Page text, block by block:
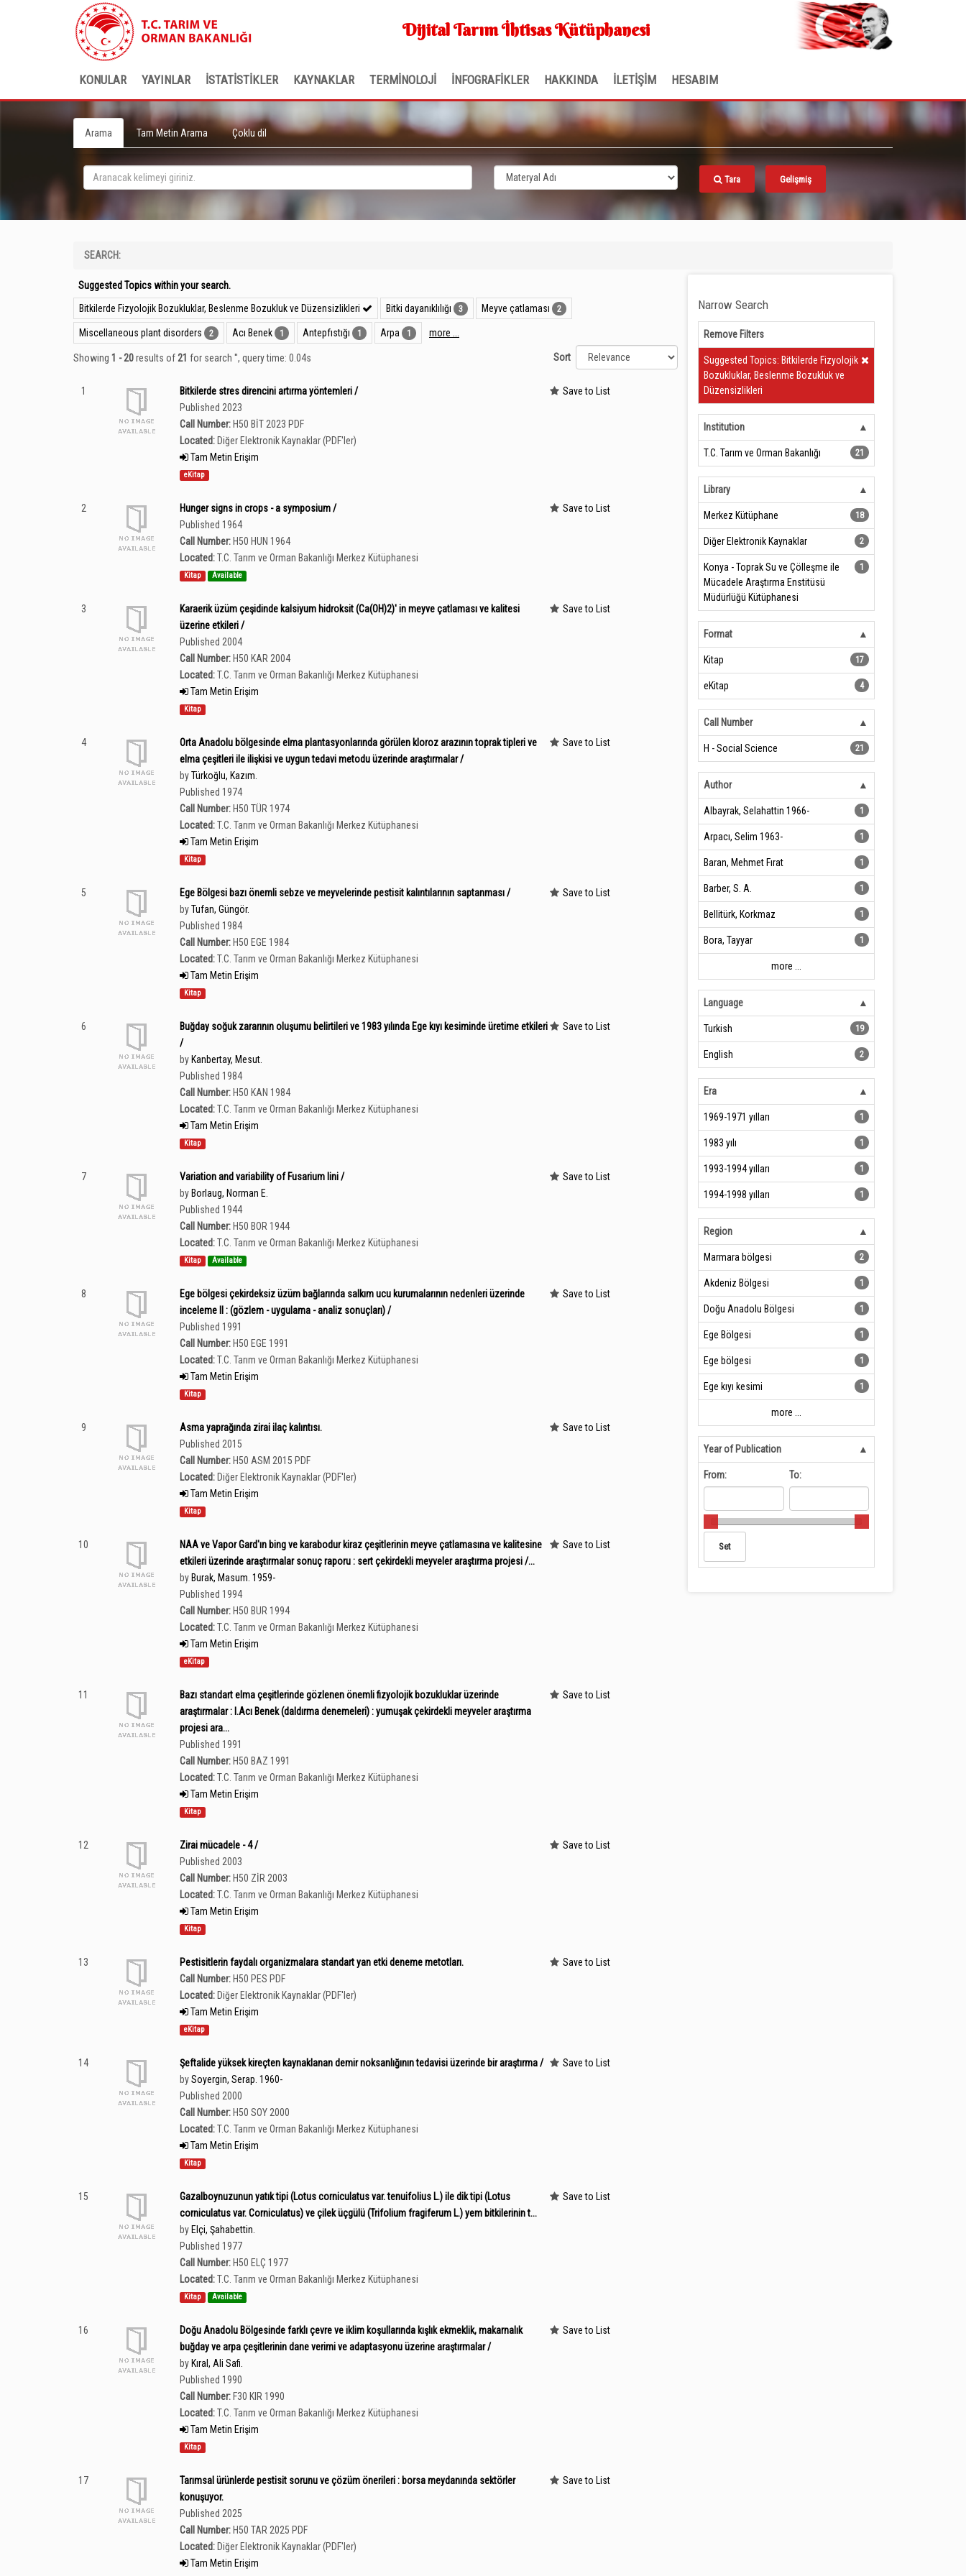
Dijital Tarım İhtisas Kütüphanesi
KONULAR YAYINLAR İSTATİSTİKLER KAYNAKLAR TERMİNOLOJİ İNFOGRAFİKLER HAKKINDA İLETİŞİM HESABIM
Arama Tam Metin Arama Çoklu dil
Tara Gelişmiş
SEARCH:
Suggested Topics within your search.
Bitkilerde Fizyolojik Bozukluklar, Beslenme Bozukluk ve Düzensizlikleri
Bitki dayanıklılığı 3 Meyve çatlaması 2
Miscellaneous plant disorders 2 Acı Benek 1 Antepfıstığı 1 Arpa 1 more ...
Showing 1 - 20results of 21 for search '', query time: 0.04s Sort
1
Bitkilerde stres direncini artırma yöntemleri /
Published 2023
Call Number: H50 BİT 2023 PDF
Located: Diğer Elektronik Kaynaklar (PDF'ler)
Tam Metin Erişim
eKitap
Save to List
2
Hunger signs in crops - a symposium /
Published 1964
Call Number: H50 HUN 1964
Located:T.C. Tarım ve Orman Bakanlığı Merkez Kütüphanesi
Kitap Available
Save to List
3
Karaerik üzüm çeşidinde kalsiyum hidroksit (Ca(OH)2)' in meyve çatlaması ve kalitesi
üzerine etkileri /
Published 2004
Call Number: H50 KAR 2004
Located:T.C. Tarım ve Orman Bakanlığı Merkez Kütüphanesi
Tam Metin Erişim
Kitap
Save to List
4
Orta Anadolu bölgesinde elma plantasyonlarında görülen kloroz arazının toprak tipleri ve
elma çeşitleri ile ilişkisi ve uygun tedavi metodu üzerinde araştırmalar /
byTürkoğlu, Kazım.
Published 1974
Call Number: H50 TÜR 1974
Located:T.C. Tarım ve Orman Bakanlığı Merkez Kütüphanesi
Tam Metin Erişim
Kitap
Save to List
5
Ege Bölgesi bazı önemli sebze ve meyvelerinde pestisit kalıntılarının saptanması /
byTufan, Güngör.
Published 1984
Call Number: H50 EGE 1984
Located:T.C. Tarım ve Orman Bakanlığı Merkez Kütüphanesi
Tam Metin Erişim
Kitap
Save to List
6
Buğday soğuk zararının oluşumu belirtileri ve 1983 yılında Ege kıyı kesiminde üretime etkileri
/
by Kanbertay, Mesut.
Published 1984
Call Number: H50 KAN 1984
Located:T.C. Tarım ve Orman Bakanlığı Merkez Kütüphanesi
Tam Metin Erişim
Kitap
Save to List
7
Variation and variability of Fusarium lini /
by Borlaug, Norman E.
Published 1944
Call Number: H50 BOR 1944
Located:T.C. Tarım ve Orman Bakanlığı Merkez Kütüphanesi
Kitap Available
Save to List
8
Ege bölgesi çekirdeksiz üzüm bağlarında salkım ucu kurumalarının nedenleri üzerinde
inceleme II : (gözlem - uygulama - analiz sonuçları) /
Published 1991
Call Number: H50 EGE 1991
Located:T.C. Tarım ve Orman Bakanlığı Merkez Kütüphanesi
Tam Metin Erişim
Kitap
Save to List
9
Asma yaprağında zirai ilaç kalıntısı.
Published 2015
Call Number: H50 ASM 2015 PDF
Located: Diğer Elektronik Kaynaklar (PDF'ler)
Tam Metin Erişim
Kitap
Save to List
10
NAA ve Vapor Gard'ın bing ve karabodur kiraz çeşitlerinin meyve çatlamasına ve kalitesine
etkileri üzerinde araştırmalar sonuç raporu : sert çekirdekli meyveler araştırma projesi /...
by Burak, Masum. 1959-
Published 1994
Call Number: H50 BUR 1994
Located:T.C. Tarım ve Orman Bakanlığı Merkez Kütüphanesi
Tam Metin Erişim
eKitap
Save to List
11
Bazı standart elma çeşitlerinde gözlenen önemli fizyolojik bozukluklar üzerinde
araştırmalar : I.Acı Benek (daldırma denemeleri) : yumuşak çekirdekli meyveler araştırma
projesi ara...
Published 1991
Call Number: H50 BAZ 1991
Located:T.C. Tarım ve Orman Bakanlığı Merkez Kütüphanesi
Tam Metin Erişim
Kitap
Save to List
12
Zirai mücadele - 4 /
Published 2003
Call Number: H50 ZİR 2003
Located:T.C. Tarım ve Orman Bakanlığı Merkez Kütüphanesi
Tam Metin Erişim
Kitap
Save to List
13
Pestisitlerin faydalı organizmalara standart yan etki deneme metotları.
Call Number: H50 PES PDF
Located: Diğer Elektronik Kaynaklar (PDF'ler)
Tam Metin Erişim
eKitap
Save to List
14
Şeftalide yüksek kireçten kaynaklanan demir noksanlığının tedavisi üzerinde bir araştırma /
bySoyergin, Serap. 1960-
Published 2000
Call Number: H50 SOY 2000
Located:T.C. Tarım ve Orman Bakanlığı Merkez Kütüphanesi
Tam Metin Erişim
Kitap
Save to List
15
Gazalboynuzunun yatık tipi (Lotus corniculatus var. tenuifolius L.) ile dik tipi (Lotus
corniculatus var. Corniculatus) ve çilek üçgülü (Trifolium fragiferum L.) yem bitkilerinin t...
by Elçi, Şahabettin.
Published 1977
Call Number: H50 ELÇ 1977
Located:T.C. Tarım ve Orman Bakanlığı Merkez Kütüphanesi
Kitap Available
Save to List
16
Doğu Anadolu Bölgesinde farklı çevre ve iklim koşullarında kışlık ekmeklik, makarnalık
buğday ve arpa çeşitlerinin dane verimi ve adaptasyonu üzerine araştırmalar /
by Kıral, Ali Safi.
Published 1990
Call Number: F30 KIR 1990
Located:T.C. Tarım ve Orman Bakanlığı Merkez Kütüphanesi
Tam Metin Erişim
Kitap
Save to List
17
Tarımsal ürünlerde pestisit sorunu ve çözüm önerileri : borsa meydanında sektörler
konuşuyor.
Published 2025
Call Number: H50 TAR 2025 PDF
Located: Diğer Elektronik Kaynaklar (PDF'ler)
Tam Metin Erişim
Save to List
Narrow Search
Remove Filters
Clear Filter
Suggested Topics: Bitkilerde Fizyolojik
Bozukluklar, Beslenme Bozukluk ve
Düzensizlikleri
Institution
T.C. Tarım ve Orman Bakanlığı 21
Library
Merkez Kütüphane 18
Diğer Elektronik Kaynaklar 2
Konya - Toprak Su ve Çölleşme ile
Mücadele Araştırma Enstitüsü
Müdürlüğü Kütüphanesi
1
Format
Kitap 17
eKitap 4
Call Number
H - Social Science 21
Author
Albayrak, Selahattin 1966- 1
Arpacı, Selim 1963- 1
Baran, Mehmet Fırat 1
Barber, S. A. 1
Bellitürk, Korkmaz 1
Bora, Tayyar 1
more ...
Language
Turkish 19
English 2
Era
1969-1971 yılları 1
1983 yılı 1
1993-1994 yılları 1
1994-1998 yılları 1
Region
Marmara bölgesi 2
Akdeniz Bölgesi 1
Doğu Anadolu Bölgesi 1
Ege Bölgesi 1
Ege bölgesi 1
Ege kıyı kesimi 1
more ...
Year of Publication
From: To: